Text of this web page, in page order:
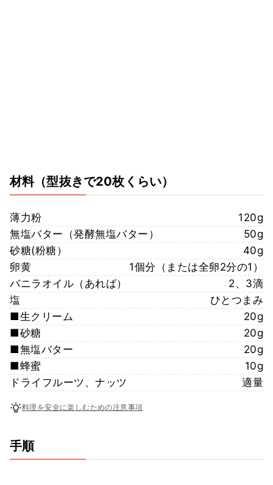
材料（型抜きで20枚くらい）
薄力粉
120g
無塩バター（発酵無塩バター）
50g
砂糖(粉糖）
40g
卵黄
1個分（または全卵2分の1）
バニラオイル（あれば）
2、3滴
塩
ひとつまみ
■生クリーム
20g
■砂糖
20g
■無塩バター
20g
■蜂蜜
10g
ドライフルーツ、ナッツ
適量
料理を安全に楽しむための注意事項
手順